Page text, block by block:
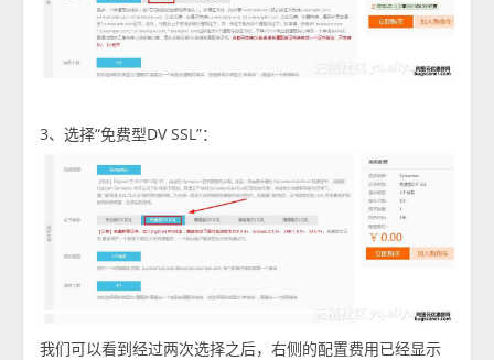
3、选择“免费型DV SSL”：
我们可以看到经过两次选择之后，右侧的配置费用已经显示